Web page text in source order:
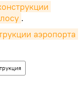
.
аэропорта